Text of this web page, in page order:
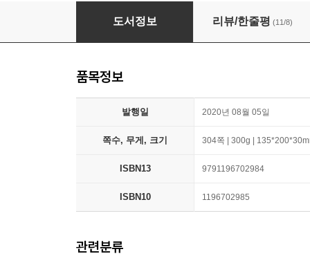
나의 두려움을 여기 두고 간다
도서정보 리뷰/한줄평 (11/8)
품목정보
발행일 2020년 08월 05일
쪽수, 무게, 크기 304쪽 | 300g |
ISBN13 9791196702984
ISBN10 1196702985
관련분류